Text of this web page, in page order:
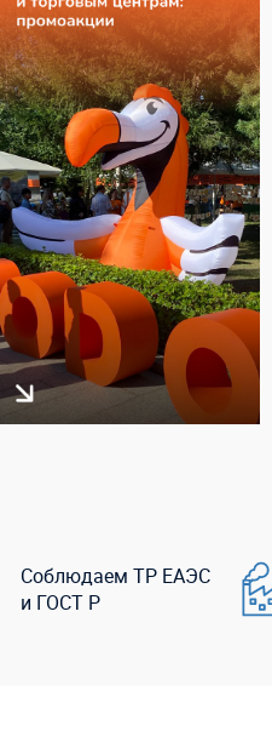
Соблюдаем ТР ЕАЭС
и ГОСТ Р